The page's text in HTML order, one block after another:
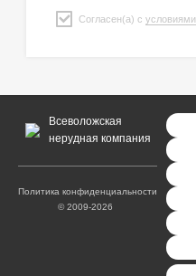
Согласен(а) с
Всеволожская
нерудная компания
Политика конфиденциальности
© 2009-2026